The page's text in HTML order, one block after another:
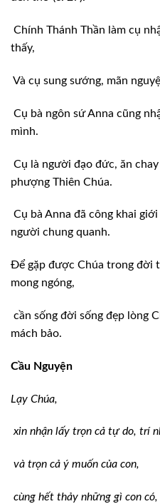
Chính Thánh Thần làm cụ
thấy,
Và cụ sung sướng, mãn
Cụ bà ngôn sứ Anna cũng
mình.
Cụ là người đạo đức, ăn
phượng Thiên Chúa.
Cụ bà Anna đã công khai
người chung quanh.
Để gặp được Chúa trong đời
mong ngóng,
cần sống đời sống đẹp lòng
mách bảo.
Cầu Nguyện
Lạy Chúa,
xin nhận lấy trọn cả tự do, trí
và trọn cả ý muốn của con,
cùng hết thảy những gì con có,